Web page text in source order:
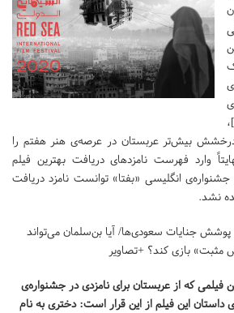
«اسکار» معرفی شد[۳]،
درخشش بیش‌تر عربستان در عرصه‌ی هنر هفتم را
وارد فهرست نامزدهای دریافت بهترین فیلم
انگلیسی «بفتا» توانست نامزد دریافت
نشد.
فیلمی که از عربستان برای نامزدی در جشنواره‌ی
این فیلم از این قرار است: دختری به نام